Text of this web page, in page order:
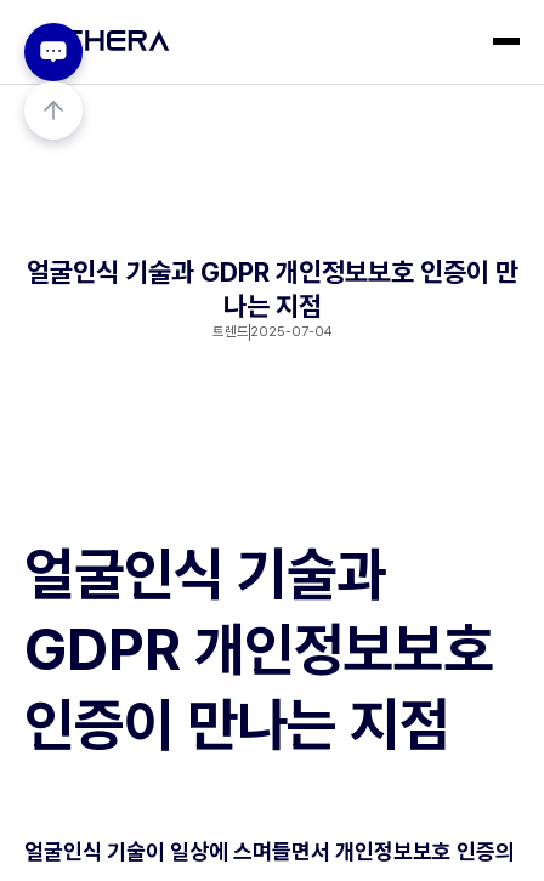
얼굴인식 기술과 GDPR 개인정보보호 인증이 만
나는 지점
트렌드 2025-07-04
얼굴인식 기술과
GDPR 개인정보보호
인증이 만나는 지점
얼굴인식 기술이 일상에 스며들면서 개인정보보호 인증의